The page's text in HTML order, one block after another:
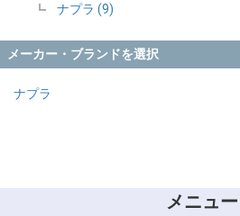
ナプラ (9)
メーカー・ブランドを選択
ナプラ
メニュー